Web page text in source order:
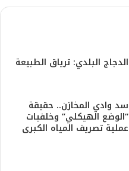
​الدجاج البلدي: ترياق الطبيعة
سد وادي المخازن.. حقيقة
“الوضع الهيكلي” وخلفيات
عملية تصريف المياه الكبرى